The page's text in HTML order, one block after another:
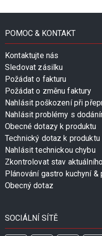
POMOC & KONTAKT
Kontaktujte nás
Sledovat zásilku
Požádat o fakturu
Požádat o změnu faktury
Nahlásit poškození při
Nahlásit problémy s
Obecné dotazy k produktu
Technický dotaz k produktu
Nahlásit technickou chybu
Zkontrolovat stav
Plánování gastro kuchyní &
Obecný dotaz
SOCIÁLNÍ SÍTĚ